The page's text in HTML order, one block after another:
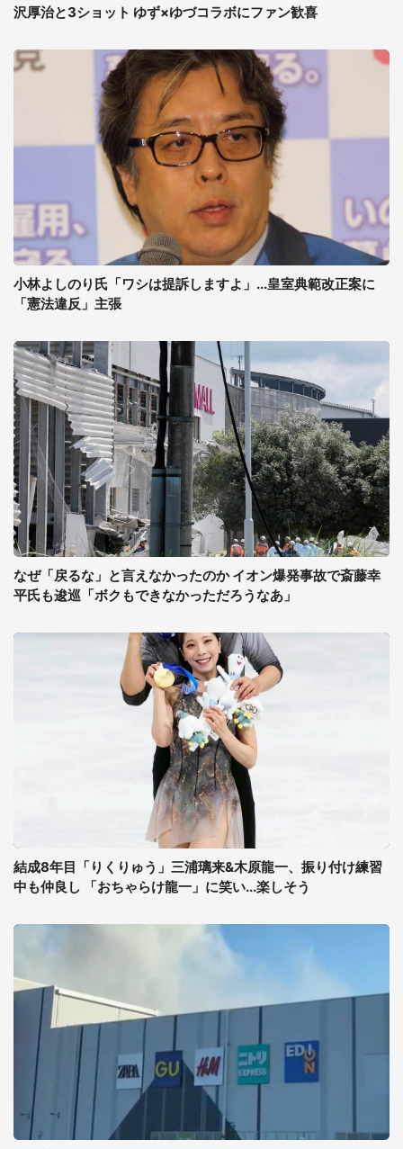
沢厚治と3ショット ゆず×ゆづコラボにファン歓喜
小林よしのり氏「ワシは提訴しますよ」...皇室典範改正案に
「憲法違反」主張
なぜ「戻るな」と言えなかったのか イオン爆発事故で斎藤幸
平氏も逡巡「ボクもできなかっただろうなあ」
結成8年目「りくりゅう」三浦璃来&木原龍一、振り付け練習
中も仲良し 「おちゃらけ龍一」に笑い...楽しそう